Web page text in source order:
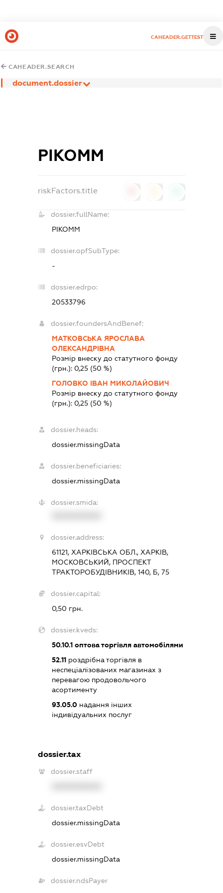
CAHEADER.GETTEST
CAHEADER.SEARCH
document.dossier
РІКОММ
riskFactors.title
dossier.fullName:
РІКОММ
dossier.opfSubType:
-
dossier.edrpo:
20533796
dossier.foundersAndBenef:
МАТКОВСЬКА ЯРОСЛАВА
ОЛЕКСАНДРІВНА
Розмір внеску до статутного фонду
(грн.): 0,25 (50 %)
ГОЛОВКО ІВАН МИКОЛАЙОВИЧ
Розмір внеску до статутного фонду
(грн.): 0,25 (50 %)
dossier.heads:
dossier.missingData
dossier.beneficiaries:
dossier.missingData
dossier.smida:
dossier.address:
61121, ХАРКІВСЬКА ОБЛ., ХАРКІВ,
МОСКОВСЬКИЙ, ПРОСПЕКТ
ТРАКТОРОБУДІВНИКІВ, 140, Б, 75
dossier.capital:
0,50 грн.
dossier.kveds:
50.10.1 оптова торгівля автомобілями
52.11 роздрібна торгівля в
неспеціалізованих магазинах з
перевагою продовольчого
асортименту
93.05.0 надання інших
індивідуальних послуг
dossier.tax
dossier.staff
dossier.taxDebt
dossier.missingData
dossier.esvDebt
dossier.missingData
dossier.ndsPayer